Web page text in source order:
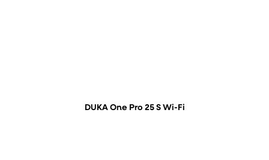
DUKA One Pro 25 S Wi-Fi